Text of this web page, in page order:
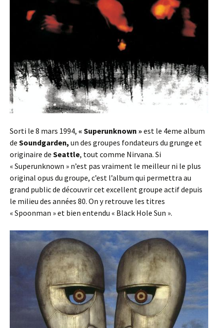
Sorti le 8 mars 1994, « Superunknown » est le 4eme album
de Soundgarden, un des groupes fondateurs du grunge et
originaire de Seattle, tout comme Nirvana. Si
« Superunknown » n’est pas vraiment le meilleur ni le plus
original opus du groupe, c’est l’album qui permettra au
grand public de découvrir cet excellent groupe actif depuis
le milieu des années 80. On y retrouve les titres
« Spoonman » et bien entendu « Black Hole Sun ».